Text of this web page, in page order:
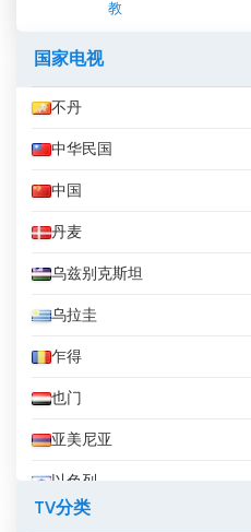
教
国家电视
不丹
中华民国
中国
丹麦
乌兹别克斯坦
乌拉圭
乍得
也门
亚美尼亚
以色列
TV分类